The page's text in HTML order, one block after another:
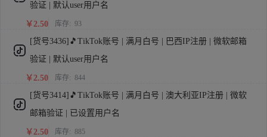
验证 | 默认user用户名
￥2.50 库存: 93
[货号3436]🎵TikTok账号 | 满月白号 | 巴西IP注册 | 微软邮箱
验证 | 默认user用户名
￥2.50 库存: 844
[货号3414]🎵TikTok账号 | 满月白号 | 澳大利亚IP注册 | 微软
邮箱验证 | 已设置用户名
￥2.50 库存: 885